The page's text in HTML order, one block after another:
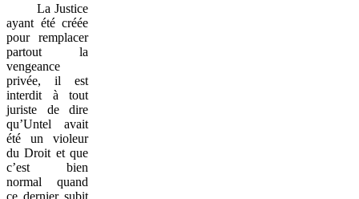
La Justice
ayant été créée
pour remplacer
partout la
vengeance
privée, il est
interdit à tout
juriste de dire
qu’Untel avait
été un violeur
du Droit et que
c’est bien
normal quand
ce dernier subit